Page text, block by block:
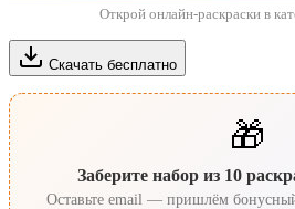
Открой онлайн-раскраски в
Скачать бесплатно
🎁
Заберите набор из 10
Оставьте email — пришлём